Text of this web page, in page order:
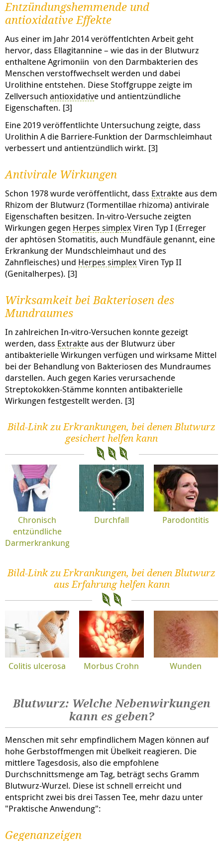
Entzündungshemmende und
antioxidative Effekte
Aus einer im Jahr 2014 veröffentlchten Arbeit geht
hervor, dass Ellagitannine – wie das in der Blutwurz
enthaltene Agrimoniin von den Darmbakterien des
Menschen verstoffwechselt werden und dabei
Urolithine entstehen. Diese Stoffgruppe zeigte im
Zellversuch antioxidative und antientzündliche
Eigenschaften. [3]
Eine 2019 veröffentlichte Untersuchung zeigte, dass
Urolithin A die Barriere-Funktion der Darmschleimhaut
verbessert und antientzündlich wirkt. [3]
Antivirale Wirkungen
Schon 1978 wurde veröffentlicht, dass Extrakte aus dem
Rhizom der Blutwurz (Tormentillae rhizoma) antivirale
Eigenschaften besitzen. In-vitro-Versuche zeigten
Wirkungen gegen Herpes simplex Viren Typ I (Erreger
der aphtösen Stomatitis, auch Mundfäule genannt, eine
Erkrankung der Mundschleimhaut und des
Zahnfleisches) und Herpes simplex Viren Typ II
(Genitalherpes). [3]
Wirksamkeit bei Bakteriosen des
Mundraumes
In zahlreichen In-vitro-Versuchen konnte gezeigt
werden, dass Extrakte aus der Blutwurz über
antibakterielle Wirkungen verfügen und wirksame Mittel
bei der Behandlung von Bakteriosen des Mundraumes
darstellen. Auch gegen Karies verursachende
Streptokokken-Stämme konnten antibakterielle
Wirkungen festgestellt werden. [3]
Bild-Link zu Erkrankungen, bei denen Blutwurz
gesichert helfen kann
Chronisch
entzündliche
Darmerkrankungen
Durchfall Parodontitis
Bild-Link zu Erkrankungen, bei denen Blutwurz
aus Erfahrung helfen kann
Colitis ulcerosa Morbus Crohn Wunden
Blutwurz: Welche Nebenwirkungen
kann es geben?
Menschen mit sehr empfindlichem Magen können auf
hohe Gerbstoffmengen mit Übelkeit reagieren. Die
mittlere Tagesdosis, also die empfohlene
Durchschnittsmenge am Tag, beträgt sechs Gramm
Blutwurz-Wurzel. Diese ist schnell erreicht und
entspricht zwei bis drei Tassen Tee, mehr dazu unter
"Praktische Anwendung":
Gegenanzeigen